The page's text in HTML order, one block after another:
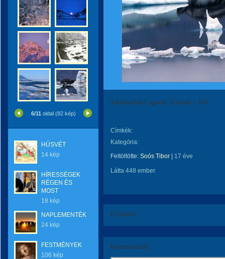
6/11 oldal (82 kép)
HÚSVÉT
14 kép
HÍRESSÉGEK
RÉGEN ÉS
MOST
18 kép
NAPLEMENTÉK
24 kép
FESTMÉNYEK
106 kép
Jokulsarlon Lagoon, Iceland - 160
Címkék:
Kategória:
Feltöltötte: Soós Tibor 17 éve
Látta 448 ember.
Értékeld!
Kommentáld!